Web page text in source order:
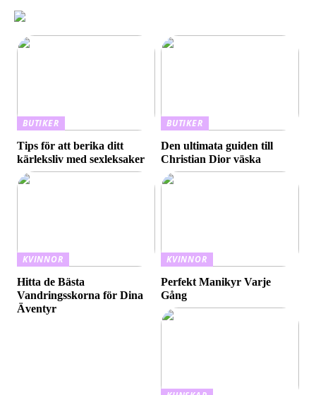
BUTIKER
Tips för att berika ditt
kärleksliv med sexleksaker
BUTIKER
Den ultimata guiden till
Christian Dior väska
KVINNOR
Hitta de Bästa
Vandringsskorna för Dina
Äventyr
KVINNOR
Perfekt Manikyr Varje
Gång